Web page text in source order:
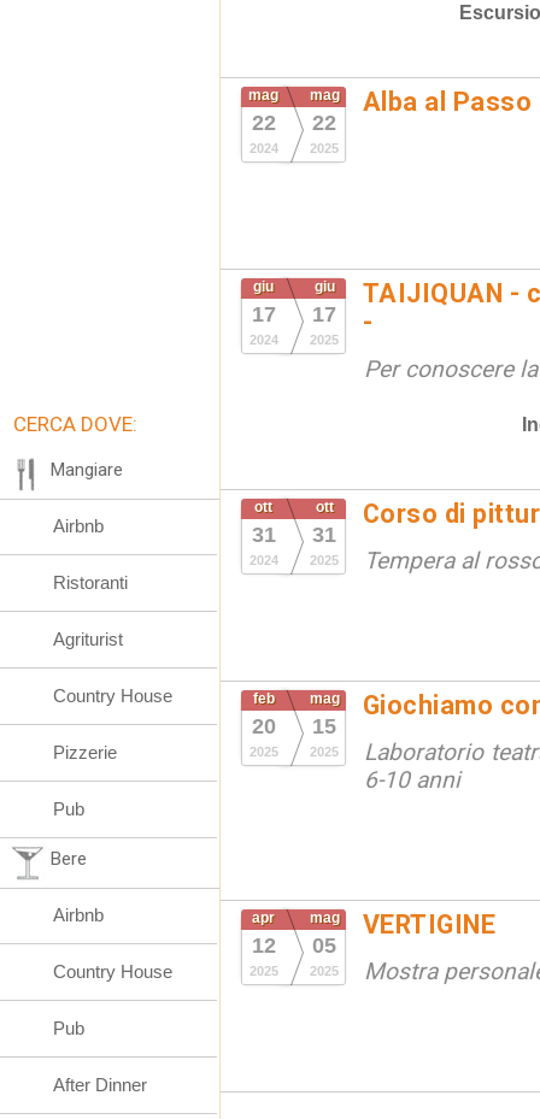
mag
22
2024
mag
22
2025
Alba al Passo
giu
17
2024
giu
17
2025
TAIJIQUAN -
-
Per conoscere
ott
31
2024
ott
31
2025
Corso di
Tempera al
feb
20
2025
mag
15
2025
Giochiamo
Laboratorio
6-10 anni
apr
12
2025
mag
05
2025
VERTIGINE
Mostra
CERCA DOVE:
Mangiare
Airbnb
Ristoranti
Agriturist
Country House
Pizzerie
Pub
Bere
Airbnb
Country House
Pub
After Dinner